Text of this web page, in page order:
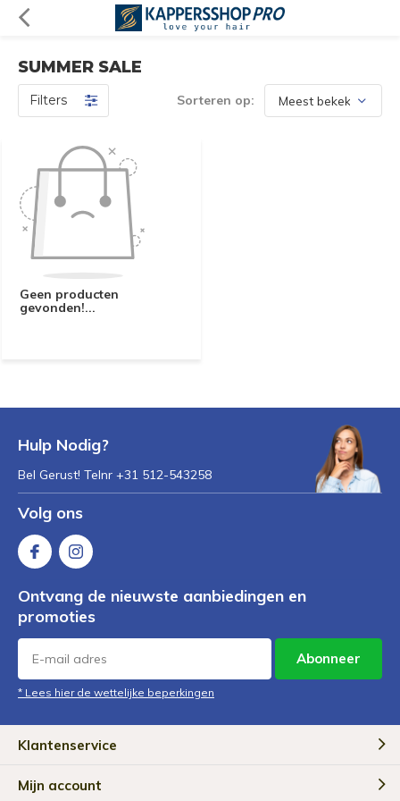
SUMMER SALE
Filters Sorteren op:
Geen producten
gevonden!...
Hulp Nodig?
Bel Gerust! Telnr +31 512-543258
Volg ons
Ontvang de nieuwste aanbiedingen en
promoties
Abonneer
* Lees hier de wettelijke beperkingen
Klantenservice
Mijn account